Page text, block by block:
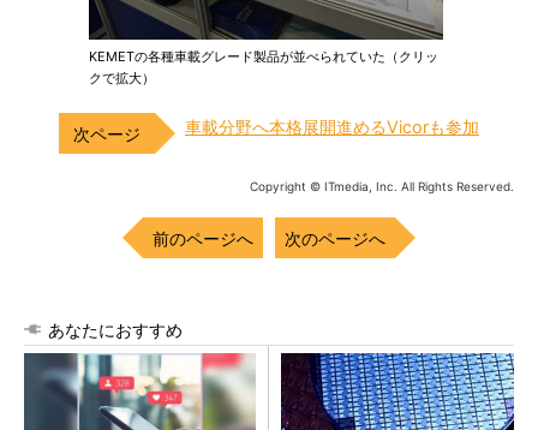
KEMETの各種車載グレード製品が並べられていた（クリッ
クで拡大）
車載分野へ本格展開進めるVicorも参加
Copyright © ITmedia, Inc. All Rights Reserved.
前のページへ 次のページへ
あなたにおすすめ